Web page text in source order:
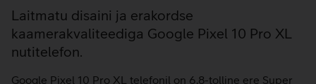
Lisainfo
Laitmatu disaini ja erakordse
kaamerakvaliteediga Google Pixel 10 Pro XL
nutitelefon.
Google Pixel 10 Pro XL telefonil on 6,8-tolline ere Super